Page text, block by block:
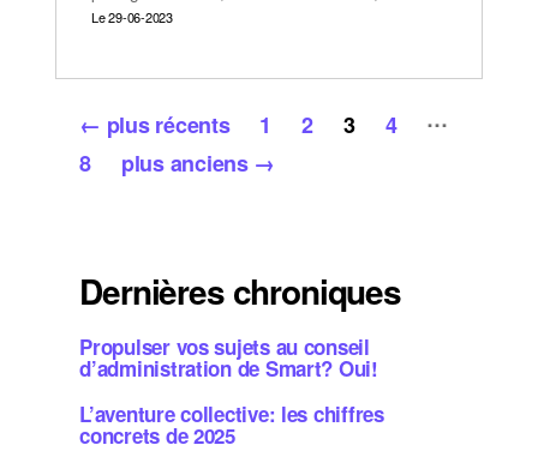
Le 29-06-2023
Pagination
des
← plus récents 1 2 3 4
…
8
plus anciens →
Dernières chroniques
Propulser vos sujets au conseil
d’administration de Smart? Oui!
L’aventure collective: les chiffres
concrets de 2025